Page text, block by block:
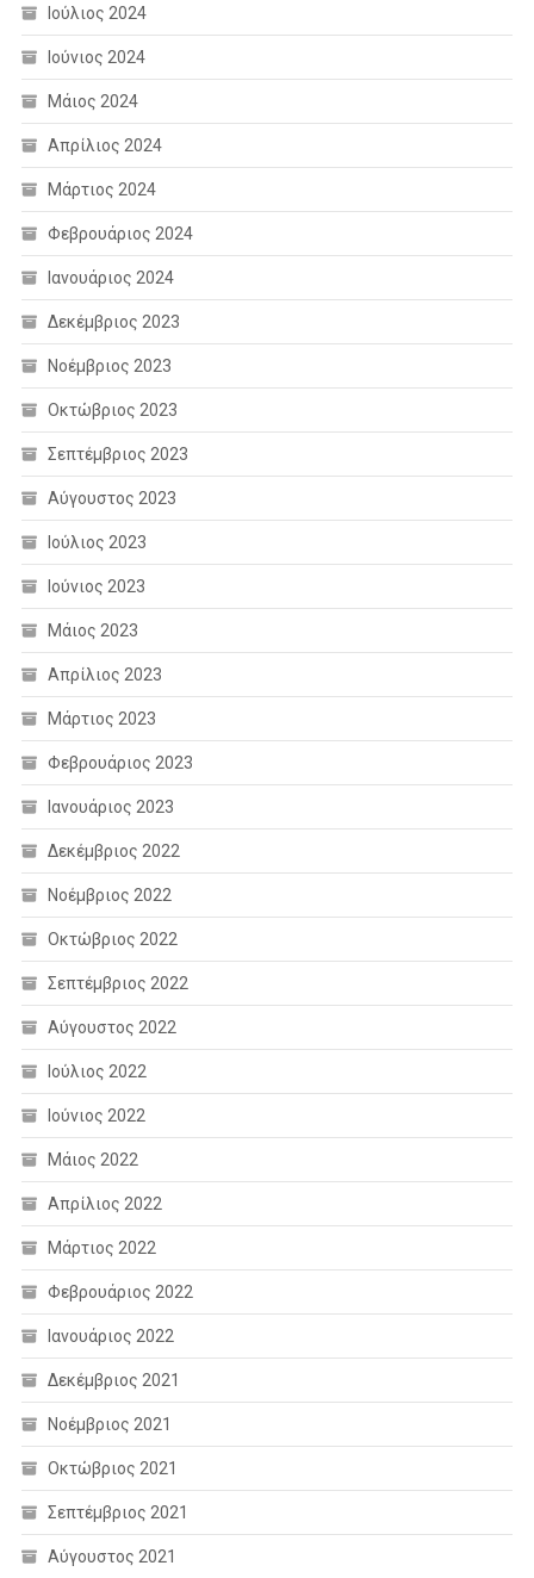
Ιούλιος 2024
Ιούνιος 2024
Μάιος 2024
Απρίλιος 2024
Μάρτιος 2024
Φεβρουάριος 2024
Ιανουάριος 2024
Δεκέμβριος 2023
Νοέμβριος 2023
Οκτώβριος 2023
Σεπτέμβριος 2023
Αύγουστος 2023
Ιούλιος 2023
Ιούνιος 2023
Μάιος 2023
Απρίλιος 2023
Μάρτιος 2023
Φεβρουάριος 2023
Ιανουάριος 2023
Δεκέμβριος 2022
Νοέμβριος 2022
Οκτώβριος 2022
Σεπτέμβριος 2022
Αύγουστος 2022
Ιούλιος 2022
Ιούνιος 2022
Μάιος 2022
Απρίλιος 2022
Μάρτιος 2022
Φεβρουάριος 2022
Ιανουάριος 2022
Δεκέμβριος 2021
Νοέμβριος 2021
Οκτώβριος 2021
Σεπτέμβριος 2021
Αύγουστος 2021